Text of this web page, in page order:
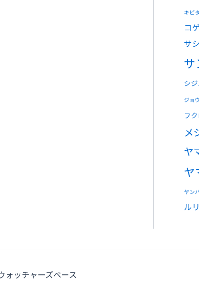
キビ
コ
サ
サ
シ
ジョ
フ
メ
ヤ
ヤ
ヤン
ル
ッチャーズベース